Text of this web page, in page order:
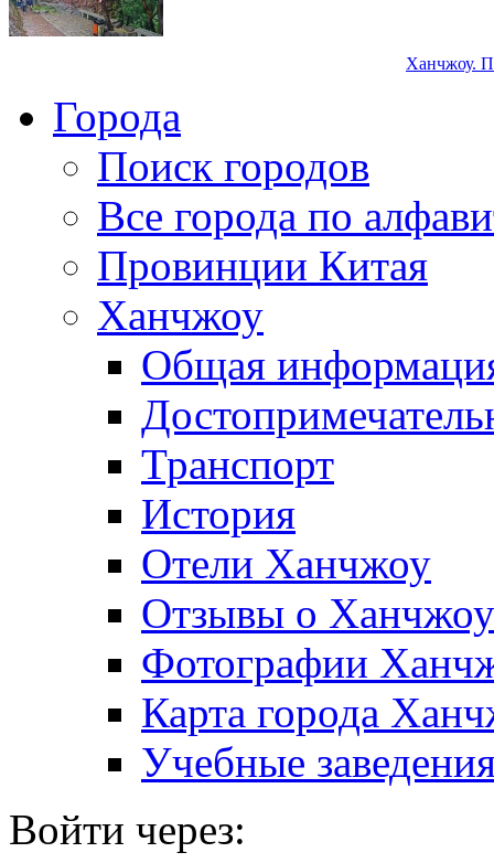
Ханчжоу.
Города
Поиск городов
Все города по
Провинции Китая
Ханчжоу
Общая
Транспорт
История
Отели Ханчжоу
Отзывы о Ханчжоу
Фотографии
Карта города
Учебные
Войти через: